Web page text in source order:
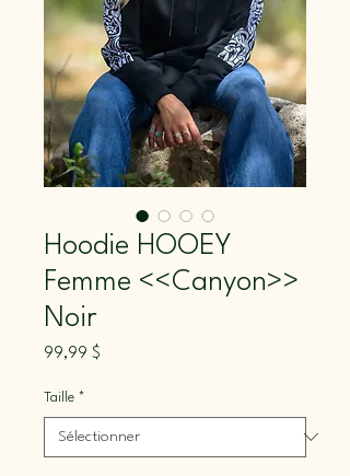
Hoodie HOOEY
Femme <<Canyon>>
Noir
99,99 $
Taille *